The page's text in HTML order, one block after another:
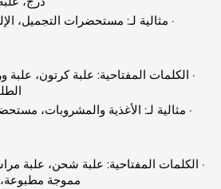
· مثالية لـ: مستحضرات التجميل،
المفتاحية: علبة كرتون، علبة
الطلب،
لـ: الأغذية والمشروبات، مستحضرات
المفتاحية: علبة شحن، علبة مراسلة، علبة
مموجة مطبوعة، تغليف